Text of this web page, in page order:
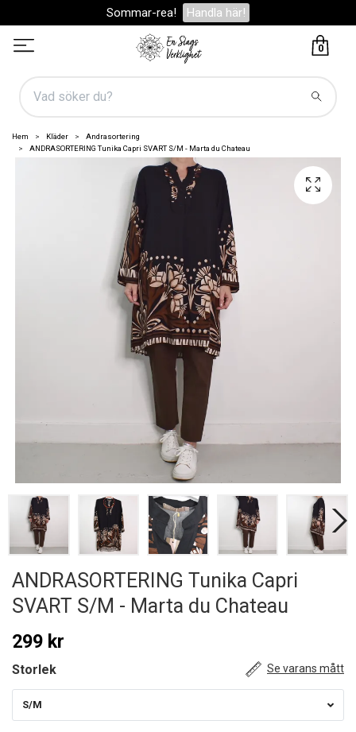
Sommar-rea! Handla här!
0
Hem Kläder
Andrasortering
ANDRASORTERING Tunika Capri SVART S/M - Marta du Chateau
ANDRASORTERING Tunika Capri
SVART S/M - Marta du Chateau
299 kr
Storlek Se varans mått
S/M